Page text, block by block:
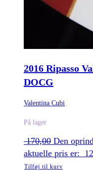
2016 Ripasso
DOCG
Valentina Cubi
På lager
170,00 Den
aktuelle pris er:
Tilføj til kurv